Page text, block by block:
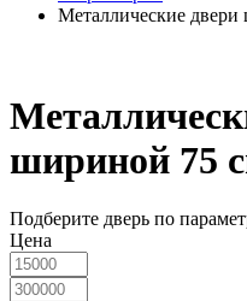
Металлические
шириной 75
Подберите дверь по
Цена